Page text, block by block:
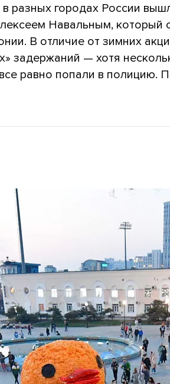
разных городах России
Навальным, который
В отличие от зимних
задержаний — хотя
равно попали в полицию.